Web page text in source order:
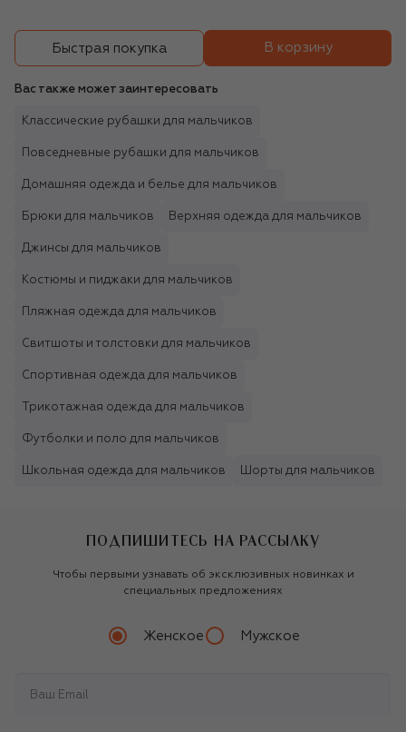
Быстрая покупка В корзину
Вас также может заинтересовать
Классические рубашки для мальчиков
Повседневные рубашки для мальчиков
Домашняя одежда и белье для мальчиков
Брюки для мальчиков Верхняя одежда для мальчиков
Джинсы для мальчиков
Костюмы и пиджаки для мальчиков
Пляжная одежда для мальчиков
Свитшоты и толстовки для мальчиков
Спортивная одежда для мальчиков
Трикотажная одежда для мальчиков
Футболки и поло для мальчиков
Школьная одежда для мальчиков Шорты для мальчиков
ПОДПИШИТЕСЬ НА РАССЫЛКУ
Чтобы первыми узнавать об эксклюзивных новинках и
специальных предложениях
Женское Мужское